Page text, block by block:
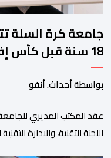
جامعة كرة السلة
18 سنة قبل كأس إفريقيا
بواسطة أحداث. أنفو
عقد المكتب المديري
اللجنة التقنية، والادارة